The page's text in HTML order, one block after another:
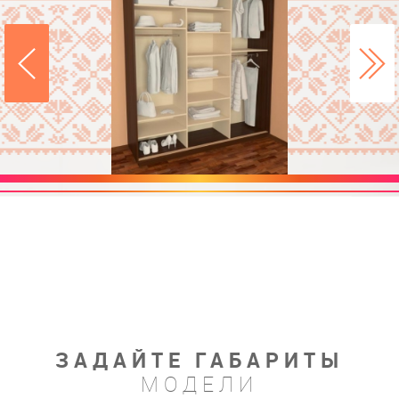
ЗАДАЙТЕ ГАБАРИТЫ
МОДЕЛИ